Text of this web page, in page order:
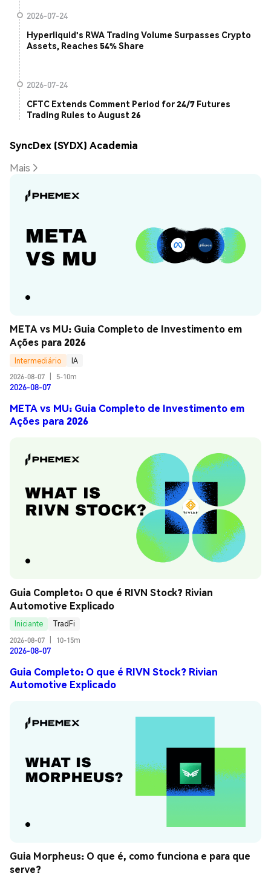
2026-07-24
Hyperliquid's RWA Trading Volume Surpasses Crypto
Assets, Reaches 54% Share
2026-07-24
CFTC Extends Comment Period for 24/7 Futures
Trading Rules to August 26
SyncDex (SYDX) Academia
Mais
META vs MU: Guia Completo de Investimento em
Ações para 2026
Intermediário
IA
2026-08-07
5-10m
2026-08-07
META vs MU: Guia Completo de Investimento em
Ações para 2026
Guia Completo: O que é RIVN Stock? Rivian
Automotive Explicado
Iniciante
TradFi
2026-08-07
10-15m
2026-08-07
Guia Completo: O que é RIVN Stock? Rivian
Automotive Explicado
Guia Morpheus: O que é, como funciona e para que
serve?